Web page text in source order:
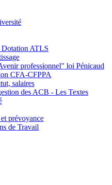
Dotation ATLS
professionnel" loi Pénicaud
CFA-CFPPA
salaires
des ACB - Les Textes
prévoyance
de Travail